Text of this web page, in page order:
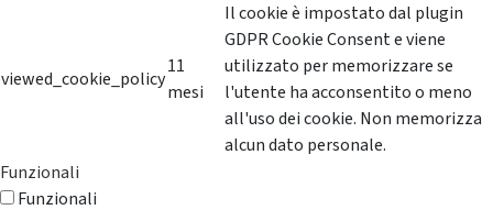
viewed_cookie_policy
11
mesi
Il cookie è impostato dal plugin
GDPR Cookie Consent e viene
utilizzato per memorizzare se
l'utente ha acconsentito o meno
all'uso dei cookie. Non memorizza
alcun dato personale.
Funzionali
Funzionali